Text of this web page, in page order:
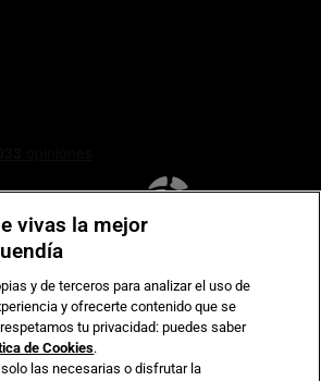
en pagos electrónicos
vivas la mejor
y de terceros para analizar el uso de
y ofrecerte contenido que se
tu privacidad: puedes saber
de Cookies.
las necesarias o disfrutar la